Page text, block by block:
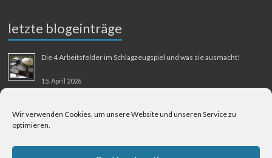
Wir verwenden Cookies, um unsere Website und unseren Service zu
optimieren.
letzte blogeinträge
Die 4 Arbeitsfelder im Schlagzeugspiel und was sie ausmacht!
15. April 2026
31. August 2025
Berliner Flughafen Tegel – Berlin-Bangkok